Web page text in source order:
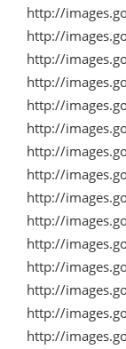
http://
http://
http://
http://
http://
http://
http://
http://
http://
http://
http://
http://
http://
http://
http://